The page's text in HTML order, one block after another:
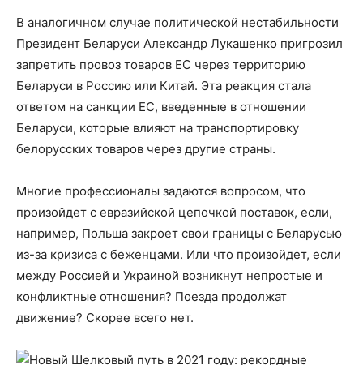
В аналогичном случае политической нестабильности
Президент Беларуси Александр Лукашенко пригрозил
запретить провоз товаров ЕС через территорию
Беларуси в Россию или Китай. Эта реакция стала
ответом на санкции ЕС, введенные в отношении
Беларуси, которые влияют на транспортировку
белорусских товаров через другие страны.
Многие профессионалы задаются вопросом, что
произойдет с евразийской цепочкой поставок, если,
например, Польша закроет свои границы с Беларусью
из-за кризиса с беженцами. Или что произойдет, если
между Россией и Украиной возникнут непростые и
конфликтные отношения? Поезда продолжат
движение? Скорее всего нет.